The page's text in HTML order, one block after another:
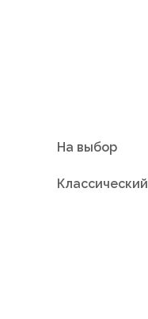
На выбор
Классический